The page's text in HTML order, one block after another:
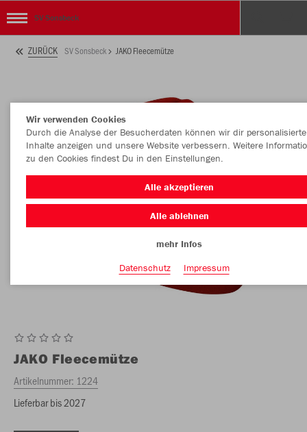
SV Sonsbeck
ZURÜCK SV Sonsbeck JAKO Fleecemütze
JAKO Fleecemütze
Artikelnummer: 1224
Lieferbar bis 2027
Wir verwenden Cookies
Durch die Analyse der Besucherdaten können wir dir personalisierte
Inhalte anzeigen und unsere Website verbessern. Weitere
zu den Cookies findest Du in den Einstellungen.
Alle akzeptieren
Alle ablehnen
mehr Infos
Datenschutz
Impressum